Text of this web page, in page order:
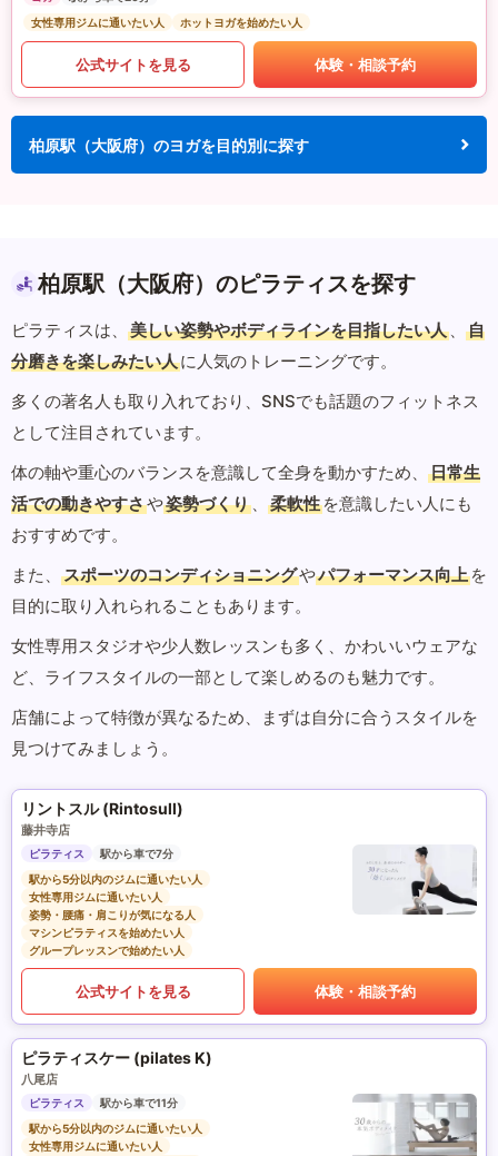
女性専用ジムに通いたい人
ホットヨガを始めたい人
公式サイトを見る 体験・相談予約
柏原駅（大阪府）のヨガを目的別に探す
柏原駅（大阪府）のピラティスを探す
ピラティスは、 美しい姿勢やボディラインを目指したい人 、
自
分磨きを楽しみたい人に人気のトレーニングです。
多くの著名人も取り入れており、SNSでも話題のフィットネス
として注目されています。
体の軸や重心のバランスを意識して全身を動かすため、
日常生
活での動きやすさや姿勢づくり 、 柔軟性 を意識したい人にも
おすすめです。
また、
スポーツのコンディショニングやパフォーマンス向上 を
目的に取り入れられることもあります。
女性専用スタジオや少人数レッスンも多く、かわいいウェアな
ど、ライフスタイルの一部として楽しめるのも魅力です。
店舗によって特徴が異なるため、まずは自分に合うスタイルを
見つけてみましょう。
リントスル (Rintosull)
藤井寺店
ピラティス
駅から車で7分
駅から5分以内のジムに通いたい人
女性専用ジムに通いたい人
姿勢・腰痛・肩こりが気になる人
マシンピラティスを始めたい人
グループレッスンで始めたい人
公式サイトを見る 体験・相談予約
ピラティスケー (pilates K)
八尾店
ピラティス
駅から車で11分
駅から5分以内のジムに通いたい人
女性専用ジムに通いたい人